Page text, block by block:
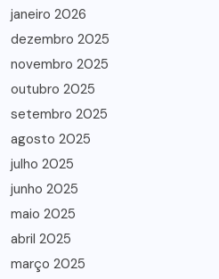
janeiro 2026
dezembro 2025
novembro 2025
outubro 2025
setembro 2025
agosto 2025
julho 2025
junho 2025
maio 2025
abril 2025
março 2025